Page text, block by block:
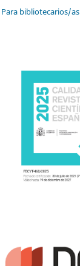
Para bibliotecarios/as